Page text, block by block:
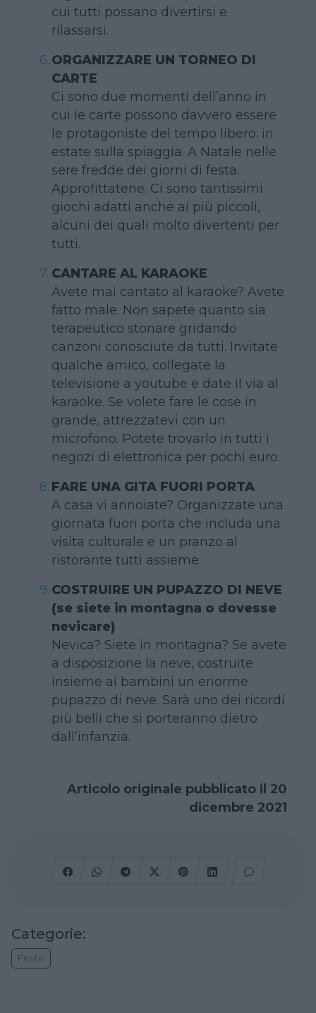
cui tutti possano divertirsi e
rilassarsi.
ORGANIZZARE UN TORNEO DI
CARTE
Ci sono due momenti dell’anno in
cui le carte possono davvero essere
le protagoniste del tempo libero: in
estate sulla spiaggia. A Natale nelle
sere fredde dei giorni di festa.
Approfittatene. Ci sono tantissimi
giochi adatti anche ai più piccoli,
alcuni dei quali molto divertenti per
tutti.
CANTARE AL KARAOKE
Avete mai cantato al karaoke? Avete
fatto male. Non sapete quanto sia
terapeutico stonare gridando
canzoni conosciute da tutti. Invitate
qualche amico, collegate la
televisione a youtube e date il via al
karaoke. Se volete fare le cose in
grande, attrezzatevi con un
microfono. Potete trovarlo in tutti i
negozi di elettronica per pochi euro.
FARE UNA GITA FUORI PORTA
A casa vi annoiate? Organizzate una
giornata fuori porta che includa una
visita culturale e un pranzo al
ristorante tutti assieme.
COSTRUIRE UN PUPAZZO DI NEVE
(se siete in montagna o dovesse
nevicare)
Nevica? Siete in montagna? Se avete
a disposizione la neve, costruite
insieme ai bambini un enorme
pupazzo di neve. Sarà uno dei ricordi
più belli che si porteranno dietro
dall’infanzia.
Articolo originale pubblicato il 20
dicembre 2021
Categorie:
Feste